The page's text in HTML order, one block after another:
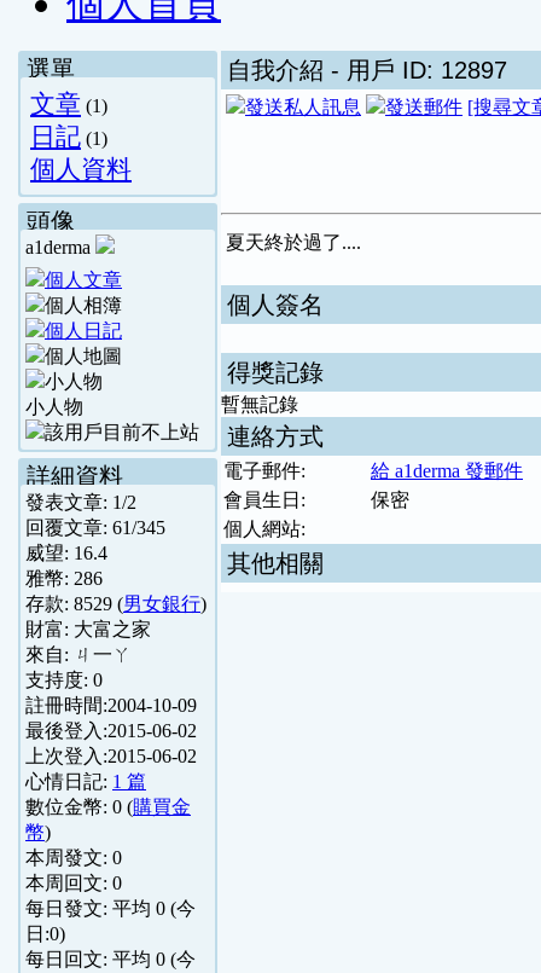
選單
文章 (1)
日記 (1)
個人資料
頭像
a1derma
小人物
詳細資料
發表文章: 1/2
回覆文章: 61/345
威望: 16.4
雅幣: 286
存款: 8529 (男女銀行)
財富: 大富之家
來自: ㄐ一ㄚ
支持度: 0
註冊時間:2004-10-09
最後登入:2015-06-02
上次登入:2015-06-02
心情日記: 1 篇
數位金幣: 0 (購買金
幣)
本周發文: 0
本周回文: 0
每日發文: 平均 0 (今
日:0)
每日回文: 平均 0 (今
自我介紹 - 用戶 ID: 12897
[搜尋文
夏天終於過了....
個人簽名
得獎記錄
暫無記錄
連絡方式
電子郵件:
給 a1derma 發郵件
會員生日:
保密
個人網站:
其他相關